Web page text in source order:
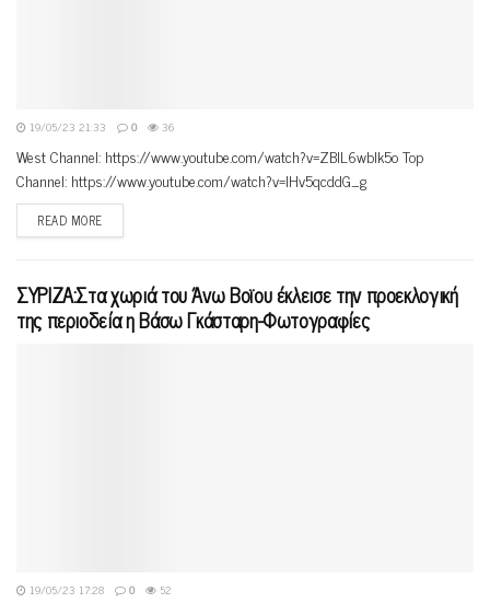
19/05/23 21:33 0 36
West Channel: https://www.youtube.com/watch?v=ZBlL6wblk5o Top
Channel: https://www.youtube.com/watch?v=lHv5qcddG_g
READ MORE
ΣΥΡΙΖΑ:Στα χωριά του Άνω Βοϊου έκλεισε την προεκλογική
της περιοδεία η Βάσω Γκάσταρη-Φωτογραφίες
19/05/23 17:28 0 52